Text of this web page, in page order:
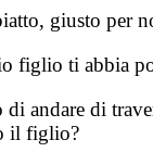
giusto per
figlio ti abbia
andare di
il figlio?